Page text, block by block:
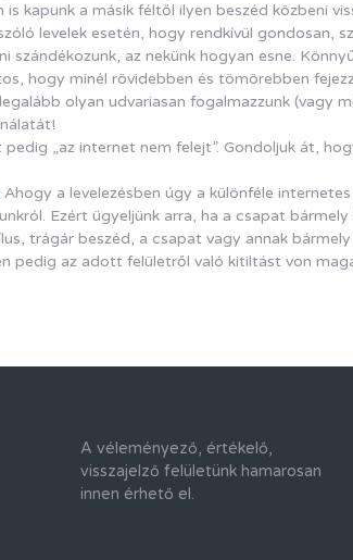
kapunk a másik féltől ilyen beszéd közbeni
levelek esetén, hogy rendkívül gondosan,
az nekünk hogyan esne.
hogy minél rövidebben és tömörebben
olyan udvariasan fogalmazzunk (vagy
„az internet nem felejt”. Gondoljuk át,
Ahogy a levelezésben úgy a különféle
Ezért ügyeljünk arra, ha a csapat
trágár beszéd, a csapat vagy annak
pedig az adott felületről való kitiltást von
A véleményező, értékelő,
visszajelző felületünk hamarosan
innen érhető el.